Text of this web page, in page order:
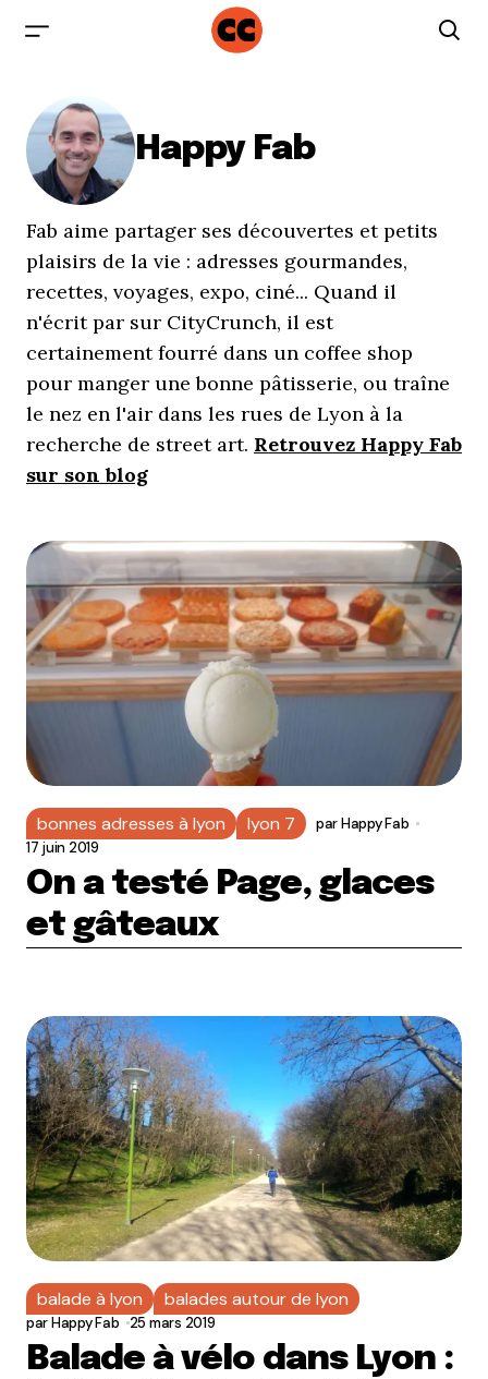
Happy Fab
Fab aime partager ses découvertes et petits
plaisirs de la vie : adresses gourmandes,
recettes, voyages, expo, ciné... Quand il
n'écrit par sur CityCrunch, il est
certainement fourré dans un coffee shop
pour manger une bonne pâtisserie, ou traîne
le nez en l'air dans les rues de Lyon à la
recherche de street art. Retrouvez Happy Fab
sur son blog
bonnes adresses à lyon lyon 7 parHappy Fab
17 juin 2019
On a testé Page, glaces
et gâteaux
balade à lyon balades autour de lyon
parHappy Fab 25 mars 2019
Balade à vélo dans Lyon :